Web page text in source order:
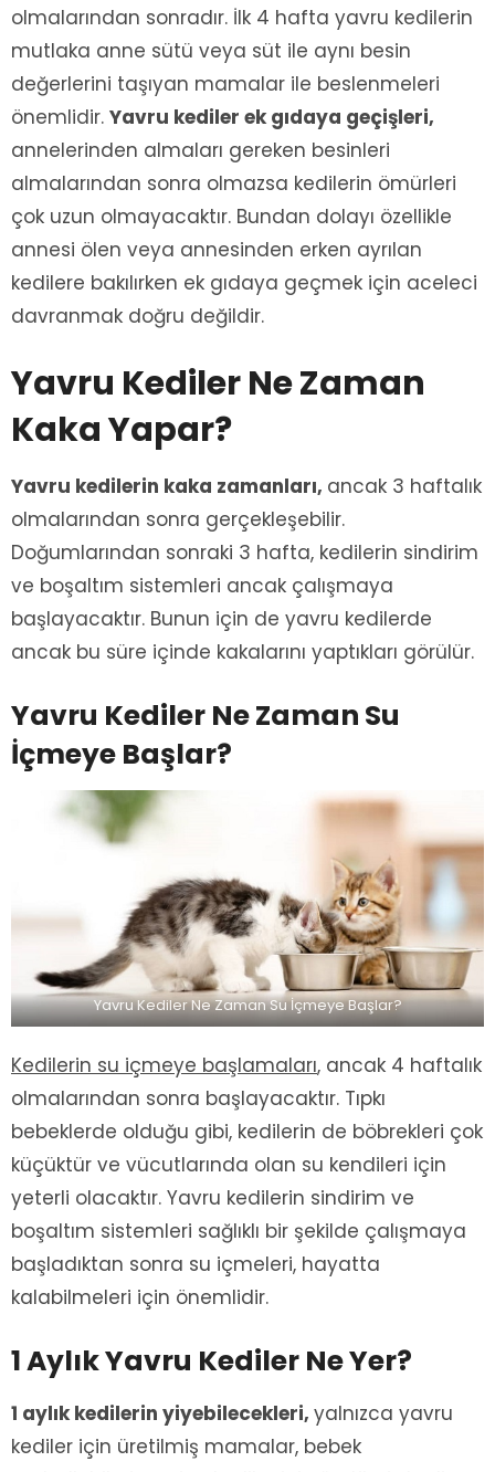
olmalarından sonradır. İlk 4 hafta yavru kedilerin
mutlaka anne sütü veya süt ile aynı besin
değerlerini taşıyan mamalar ile beslenmeleri
önemlidir. Yavru kediler ek gıdaya geçişleri,
annelerinden almaları gereken besinleri
almalarından sonra olmazsa kedilerin ömürleri
çok uzun olmayacaktır. Bundan dolayı özellikle
annesi ölen veya annesinden erken ayrılan
kedilere bakılırken ek gıdaya geçmek için aceleci
davranmak doğru değildir.
Yavru Kediler Ne Zaman
Kaka Yapar?
Yavru kedilerin kaka zamanları, ancak 3 haftalık
olmalarından sonra gerçekleşebilir.
Doğumlarından sonraki 3 hafta, kedilerin sindirim
ve boşaltım sistemleri ancak çalışmaya
başlayacaktır. Bunun için de yavru kedilerde
ancak bu süre içinde kakalarını yaptıkları görülür.
Yavru Kediler Ne Zaman Su
İçmeye Başlar?
Yavru Kediler Ne Zaman Su İçmeye Başlar?
Kedilerin su içmeye başlamaları, ancak 4 haftalık
olmalarından sonra başlayacaktır. Tıpkı
bebeklerde olduğu gibi, kedilerin de böbrekleri çok
küçüktür ve vücutlarında olan su kendileri için
yeterli olacaktır. Yavru kedilerin sindirim ve
boşaltım sistemleri sağlıklı bir şekilde çalışmaya
başladıktan sonra su içmeleri, hayatta
kalabilmeleri için önemlidir.
1 Aylık Yavru Kediler Ne Yer?
1 aylık kedilerin yiyebilecekleri, yalnızca yavru
kediler için üretilmiş mamalar, bebek